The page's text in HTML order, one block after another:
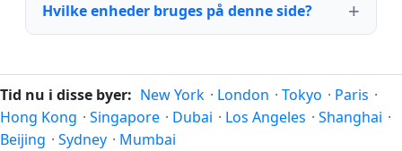
Hvilke enheder bruges på denne side?
Tid nu i disse byer: New York · London · Tokyo · Paris ·
Hong Kong · Singapore · Dubai · Los Angeles · Shanghai ·
Beijing · Sydney · Mumbai